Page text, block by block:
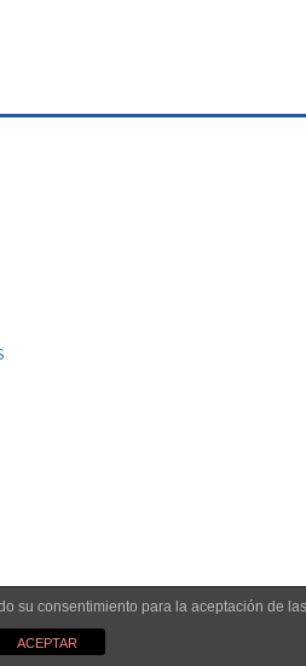
Fabricación y montaje
su consentimiento para la aceptación de
ACEPTAR